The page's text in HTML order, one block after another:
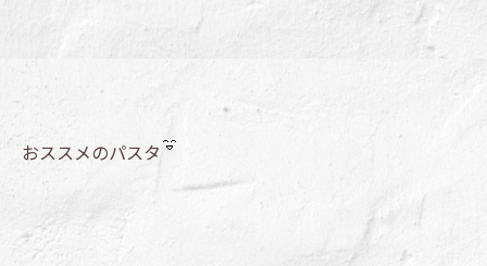
おススメのパスタ